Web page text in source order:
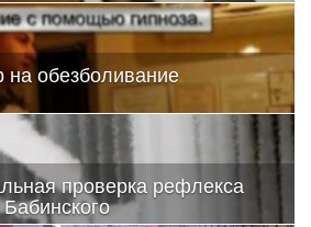
на обезболивание
проверка рефлекса
Бабинского